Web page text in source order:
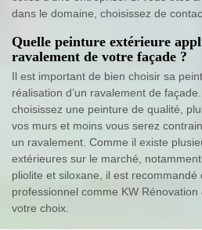
dans le domaine, choisissez de
Quelle peinture extérieure
ravalement de votre façade ?
Il est important de bien choisir sa
réalisation d’un ravalement de
choisissez une peinture de qualité,
vos murs et moins vous serez
un ravalement. Comme il existe
extérieures sur le marché,
pliolite et siloxane, il est recommandé
professionnel comme KW
votre choix.